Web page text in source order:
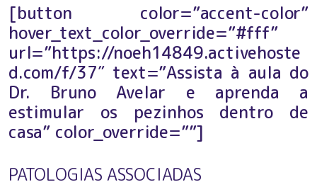
[button color=”accent-color”
hover_text_color_override=”#fff”
url=”https://noeh14849.activehoste
d.com/f/37″ text=”Assista à aula do
Dr. Bruno Avelar e aprenda a
estimular os pezinhos dentro de
casa” color_override=””]
PATOLOGIAS ASSOCIADAS